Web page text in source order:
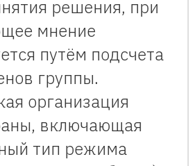
решения, при
мнение
путём подсчета
группы.
организация
включающая
тип режима